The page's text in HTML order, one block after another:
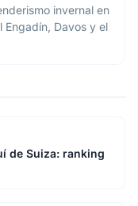
invernal en
Engadín, Davos y el
de Suiza: ranking